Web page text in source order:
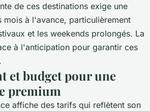
de ces destinations exige une
mois à l'avance, particulièrement
et les weekends prolongés. La
à l'anticipation pour garantir ces
et budget pour une
premium
affiche des tarifs qui reflètent son